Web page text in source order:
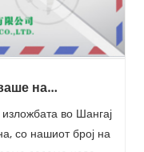
на
во Шангај
со нашиот број на